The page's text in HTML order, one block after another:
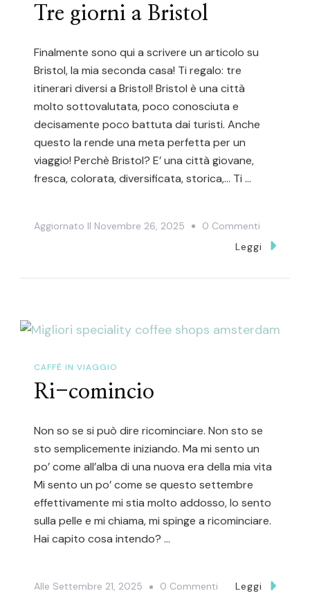
Tre giorni a Bristol
Finalmente sono qui a scrivere un articolo su
Bristol, la mia seconda casa! Ti regalo: tre
itinerari diversi a Bristol! Bristol è una città
molto sottovalutata, poco conosciuta e
decisamente poco battuta dai turisti. Anche
questo la rende una meta perfetta per un
viaggio! Perchè Bristol? E’ una città giovane,
fresca, colorata, diversificata, storica,… Ti …
Aggiornato Il Novembre 26, 2025 0 Commenti
Tre
Leggi
CAFFÈ IN VIAGGIO
Ri-comincio
Non so se si può dire ricominciare. Non sto se
sto semplicemente iniziando. Ma mi sento un
po’ come all’alba di una nuova era della mia vita
Mi sento un po’ come se questo settembre
effettivamente mi stia molto addosso, lo sento
sulla pelle e mi chiama, mi spinge a ricominciare.
Hai capito cosa intendo? …
Alle Settembre 21, 2025 0 Commenti Leggi